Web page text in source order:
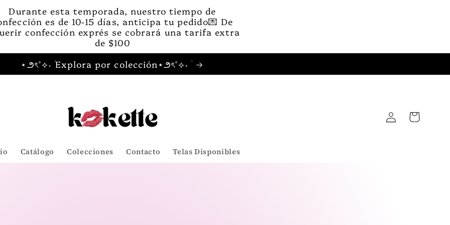
Durante esta temporada, nuestro tiempo de
es de 10-15 días, anticipa tu pedido💌 De
confección exprés se cobrará una tarifa extra
de $100
⋆౨ৎ˚⟡˖ ࣪Explora por colección⋆౨ৎ˚⟡˖ ࣪
Catálogo Colecciones Contacto Telas Disponibles
Iniciar
sesión
Carrito